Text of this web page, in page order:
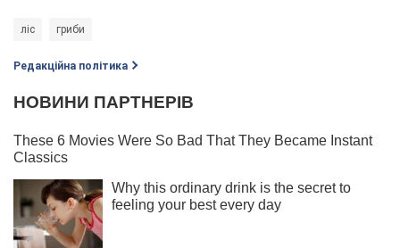
ліс гриби
Редакційна політика